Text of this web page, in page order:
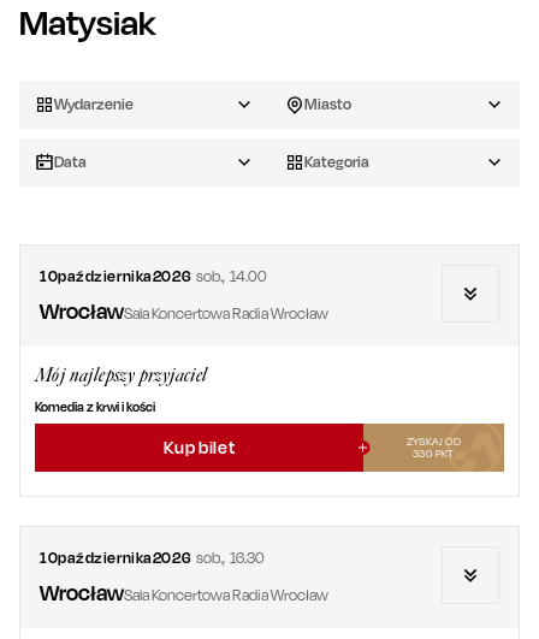
Matysiak
Wydarzenie Miasto
Data Kategoria
10października2026 sob.,14.00
WrocławSala Koncertowa Radia Wrocław
Mój najlepszy przyjaciel
Komedia z krwi i kości
Kup bilet
ZYSKAJ OD
330 PKT
10października2026 sob.,16.30
WrocławSala Koncertowa Radia Wrocław